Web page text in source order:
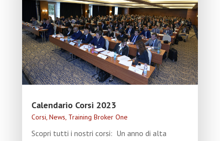
Calendario Corsi 2023
Corsi, News, Training Broker One
Scopri tutti i nostri corsi: Un anno di alta